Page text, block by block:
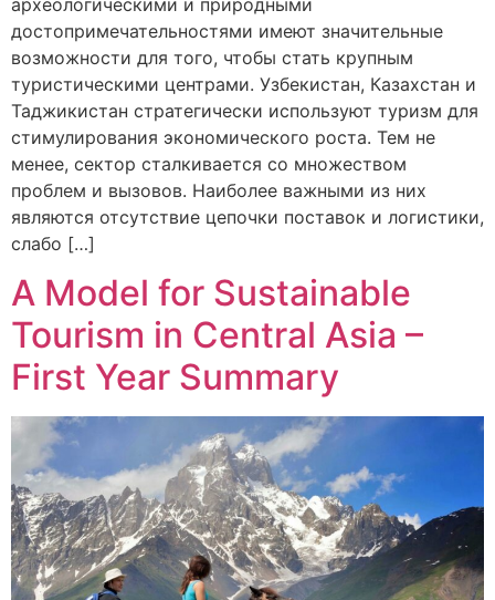
достопримечательностями имеют значительные
возможности для того, чтобы стать крупным
туристическими центрами. Узбекистан, Казахстан и
Таджикистан стратегически используют туризм для
стимулирования экономического роста. Тем не
менее, сектор сталкивается со множеством
проблем и вызовов. Наиболее важными из них
являются отсутствие цепочки поставок и логистики,
слабо […]
A Model for Sustainable
Tourism in Central Asia –
First Year Summary